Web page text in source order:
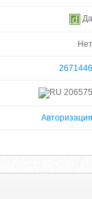
Да
Нет
2671446
206575
Авторизация